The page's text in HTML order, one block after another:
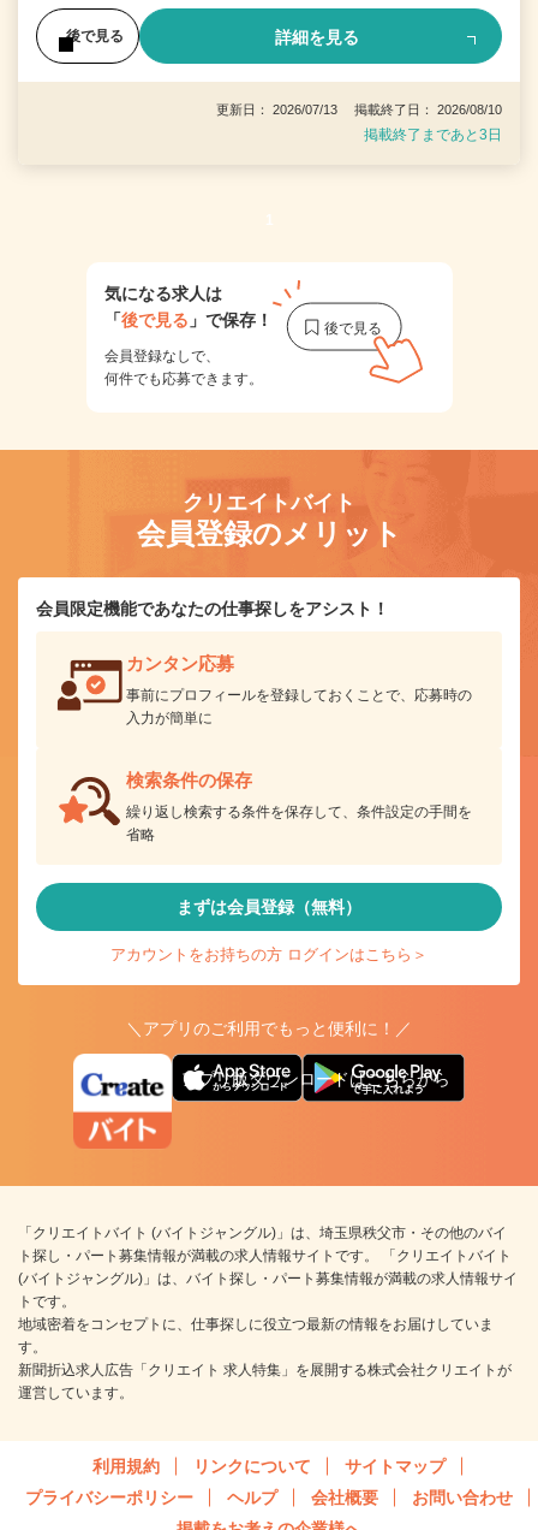
後で見る 詳細を見る
更新日： 2026/07/13 掲載終了日： 2026/08/10
掲載終了まであと3日
1
気になる求人は
「後で見る 」で保存！
会員登録なしで、
何件でも応募できます。
クリエイトバイト
会員登録のメリット
会員限定機能であなたの仕事探しをアシスト！
カンタン応募
事前にプロフィールを登録しておくことで、応募時の
入力が簡単に
検索条件の保存
繰り返し検索する条件を保存して、条件設定の手間を
省略
まずは会員登録（無料）
アカウントをお持ちの方 ログインはこちら＞
＼アプリのご利用でもっと便利に！／
アプリ版ダウンロードはこちらから
「クリエイトバイト (バイトジャングル)」は、埼玉県秩父市・その他のバイ
ト探し・パート募集情報が満載の求人情報サイトです。 「クリエイトバイト
(バイトジャングル)」は、バイト探し・パート募集情報が満載の求人情報サイ
トです。
地域密着をコンセプトに、仕事探しに役立つ最新の情報をお届けしていま
す。
新聞折込求人広告「クリエイト 求人特集」を展開する株式会社クリエイトが
運営しています。
利用規約 リンクについて
サイトマップ
プライバシーポリシー
ヘルプ 会社概要
お問い合わせ